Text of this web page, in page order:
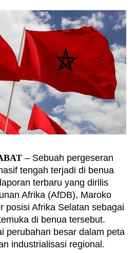
– Sebuah pergeseran
tengah terjadi di benua
terbaru yang dirilis
Afrika (AfDB), Maroko
posisi Afrika Selatan sebagai
di benua tersebut.
perubahan besar dalam peta
industrialisasi regional.